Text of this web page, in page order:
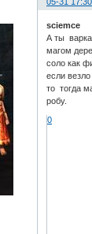
sciemce
А ты
магом
соло как
если везло
то тогда
робу.
0